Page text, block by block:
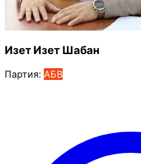
Изет Изет Шабан
Партия: АБВ